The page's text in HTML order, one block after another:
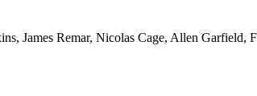
James Remar, Nicolas Cage, Allen Garfield,